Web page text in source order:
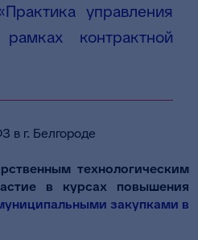
управления
контрактной
технологическим
в курсах повышения
закупками в